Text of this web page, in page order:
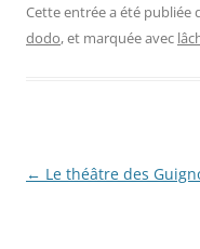
Cette entrée a été publiée
dodo, et marquée avec
Navigation
← Le théâtre des